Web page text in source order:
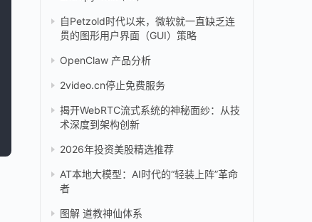
自Petzold时代以来，微软就一直缺乏连
贯的图形用户界面（GUI）策略
OpenClaw 产品分析
2video.cn停止免费服务
揭开WebRTC流式系统的神秘面纱：从技
术深度到架构创新
2026年投资美股精选推荐
AT本地大模型：AI时代的“轻装上阵”革命
者
图解 道教神仙体系